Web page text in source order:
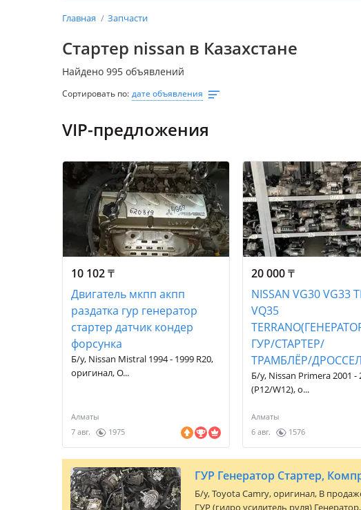
Главная Запчасти
Стартер nissan в Казахстане
Найдено 995 объявлений
Сортировать по: дате объявления
VIP-предложения
10 102₸
Двигатель мкпп акпп
раздатка гур генератор
стартер датчик кондер
форсунка
Б/у, Nissan Mistral 1994 - 1999 R20,
оригинал, О...
Алматы
7 авг.
1975
20 000₸
NISSAN VG30 VG33
VQ35
ГУР/СТАРТЕР/
ТРАМБЛЁР/
Б/у, Nissan Primera 2001 -
(P12/W12), о...
Алматы
6 авг.
1576
Б/y,Toyota Camry, оригинал, В
ГУР (гидро усилитель руля)